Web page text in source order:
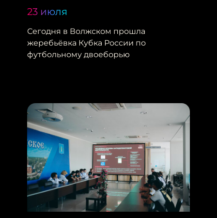
23 июля
Сегодня в Волжском прошла
жеребьёвка Кубка России по
футбольному двоеборью